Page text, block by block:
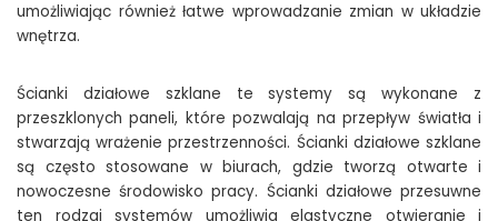
umożliwiając również łatwe wprowadzanie zmian w układzie
wnętrza.
Ścianki działowe szklane te systemy są wykonane z
przeszklonych paneli, które pozwalają na przepływ światła i
stwarzają wrażenie przestrzenności. Ścianki działowe szklane
są często stosowane w biurach, gdzie tworzą otwarte i
nowoczesne środowisko pracy. Ścianki działowe przesuwne
ten rodzaj systemów umożliwia elastyczne otwieranie i